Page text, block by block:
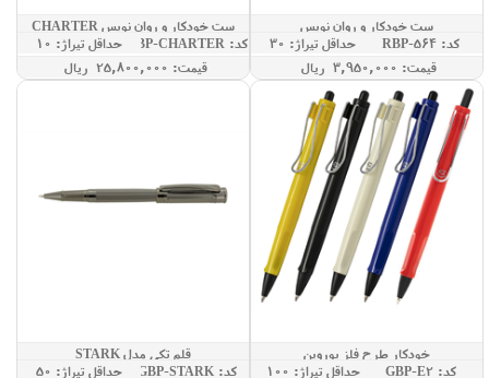
ست خودکار و روان نویس
کد: RBP-564
حداقل تيراژ: 30
قيمت: 3,950,000 ريال
ست خودکار و روان نویس CHARTER
کد: GBP-CHARTER
حداقل تيراژ: 10
قيمت: 25,800,000 ريال
خودکار طرح فلز یوروپن
کد: GBP-E2
حداقل تيراژ: 100
قلم تکی مدل STARK
کد: GBP-STARK
حداقل تيراژ: 50